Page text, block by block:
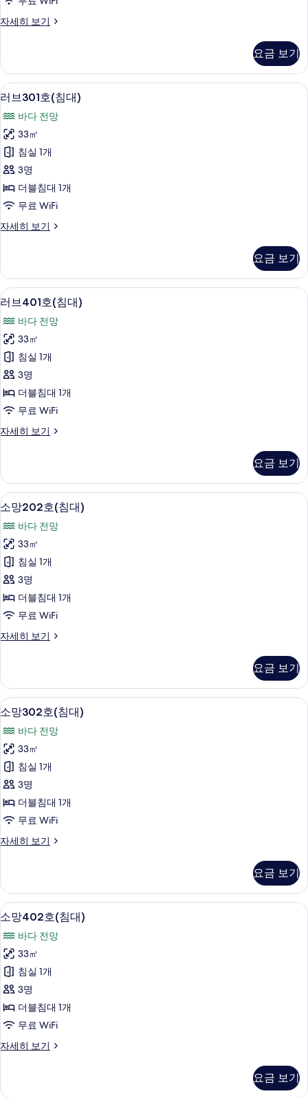
진
모
보
기
자세히 보기
러
(침
대)
자
세
히
보
기
요금 보기
러
브
301
호
(침
대)
사
진
모
보
기
6
러브301호(침대)
바다 전망
33㎡
침실 1개
3명
더블침대 1개
무료 WiFi
자세히 보기
러
(침
대)
자
세
히
보
기
요금 보기
러
브
401
호
(침
대)
사
진
모
보
기
6
러브401호(침대)
바다 전망
33㎡
침실 1개
3명
더블침대 1개
무료 WiFi
자세히 보기
러
(침
대)
자
히
보
기
요금 보기
소
202
호
(침
대)
사
진
모
보
기
6
소망202호(침대)
바다 전망
33㎡
침실 1개
3명
더블침대 1개
무료 WiFi
자세히 보기
소
(침
대)
자
히
보
기
요금 보기
소
302
호
(침
대)
사
진
모
보
기
6
소망302호(침대)
바다 전망
33㎡
침실 1개
3명
더블침대 1개
무료 WiFi
자세히 보기
소
(침
대)
자
히
보
기
요금 보기
소
402
호
(침
대)
사
진
모
보
6
소망402호(침대)
바다 전망
33㎡
침실 1개
3명
더블침대 1개
무료 WiFi
자세히 보기
소
(침
요금 보기